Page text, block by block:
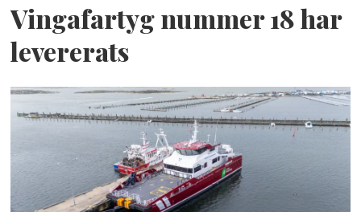
Vingafartyg nummer 18 har
levererats